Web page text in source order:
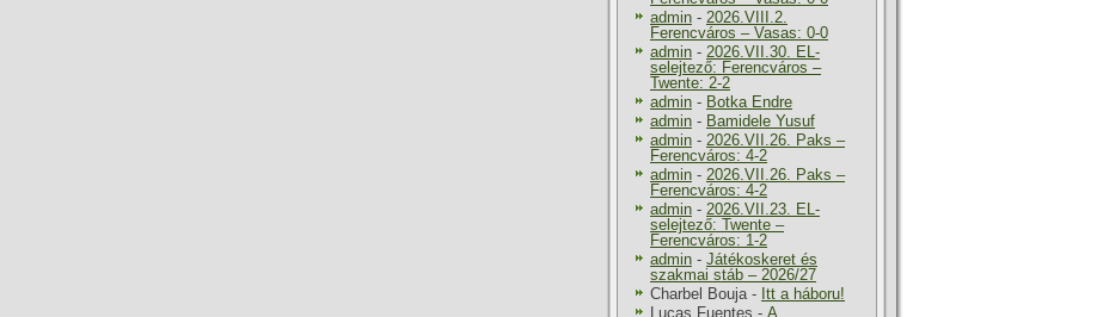
admin - 2026.VIII.2.
Ferencváros – Vasas: 0-0
admin - 2026.VII.30. EL-
selejtező: Ferencváros –
Twente: 2-2
admin - Botka Endre
admin - Bamidele Yusuf
admin - 2026.VII.26. Paks –
Ferencváros: 4-2
admin - 2026.VII.26. Paks –
Ferencváros: 4-2
admin - 2026.VII.23. EL-
selejtező: Twente –
Ferencváros: 1-2
admin - Játékoskeret és
szakmai stáb – 2026/27
Charbel Bouja- Itt a háboru!
Lucas Fuentes - A